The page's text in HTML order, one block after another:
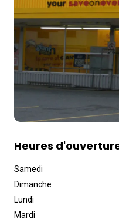
Heures
Samedi
Dimanche
Lundi
Mardi